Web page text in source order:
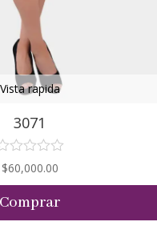
Vista rapida
3073
$50,000.00
Comprar